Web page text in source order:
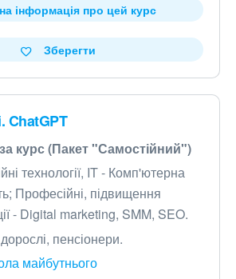
інформація про цей курс
Зберегти
ChatGPT
курс (Пакет "Самостійний")
технології, IT - Комп'ютерна
Професійні, підвищення
- Digital marketing, SMM, SEO.
пенсіонери.
майбутнього